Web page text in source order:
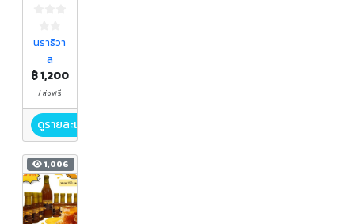
นราธิวา
ส
฿ 1,200
/ ส่งฟรี
ดูรายละเอียด
1,006